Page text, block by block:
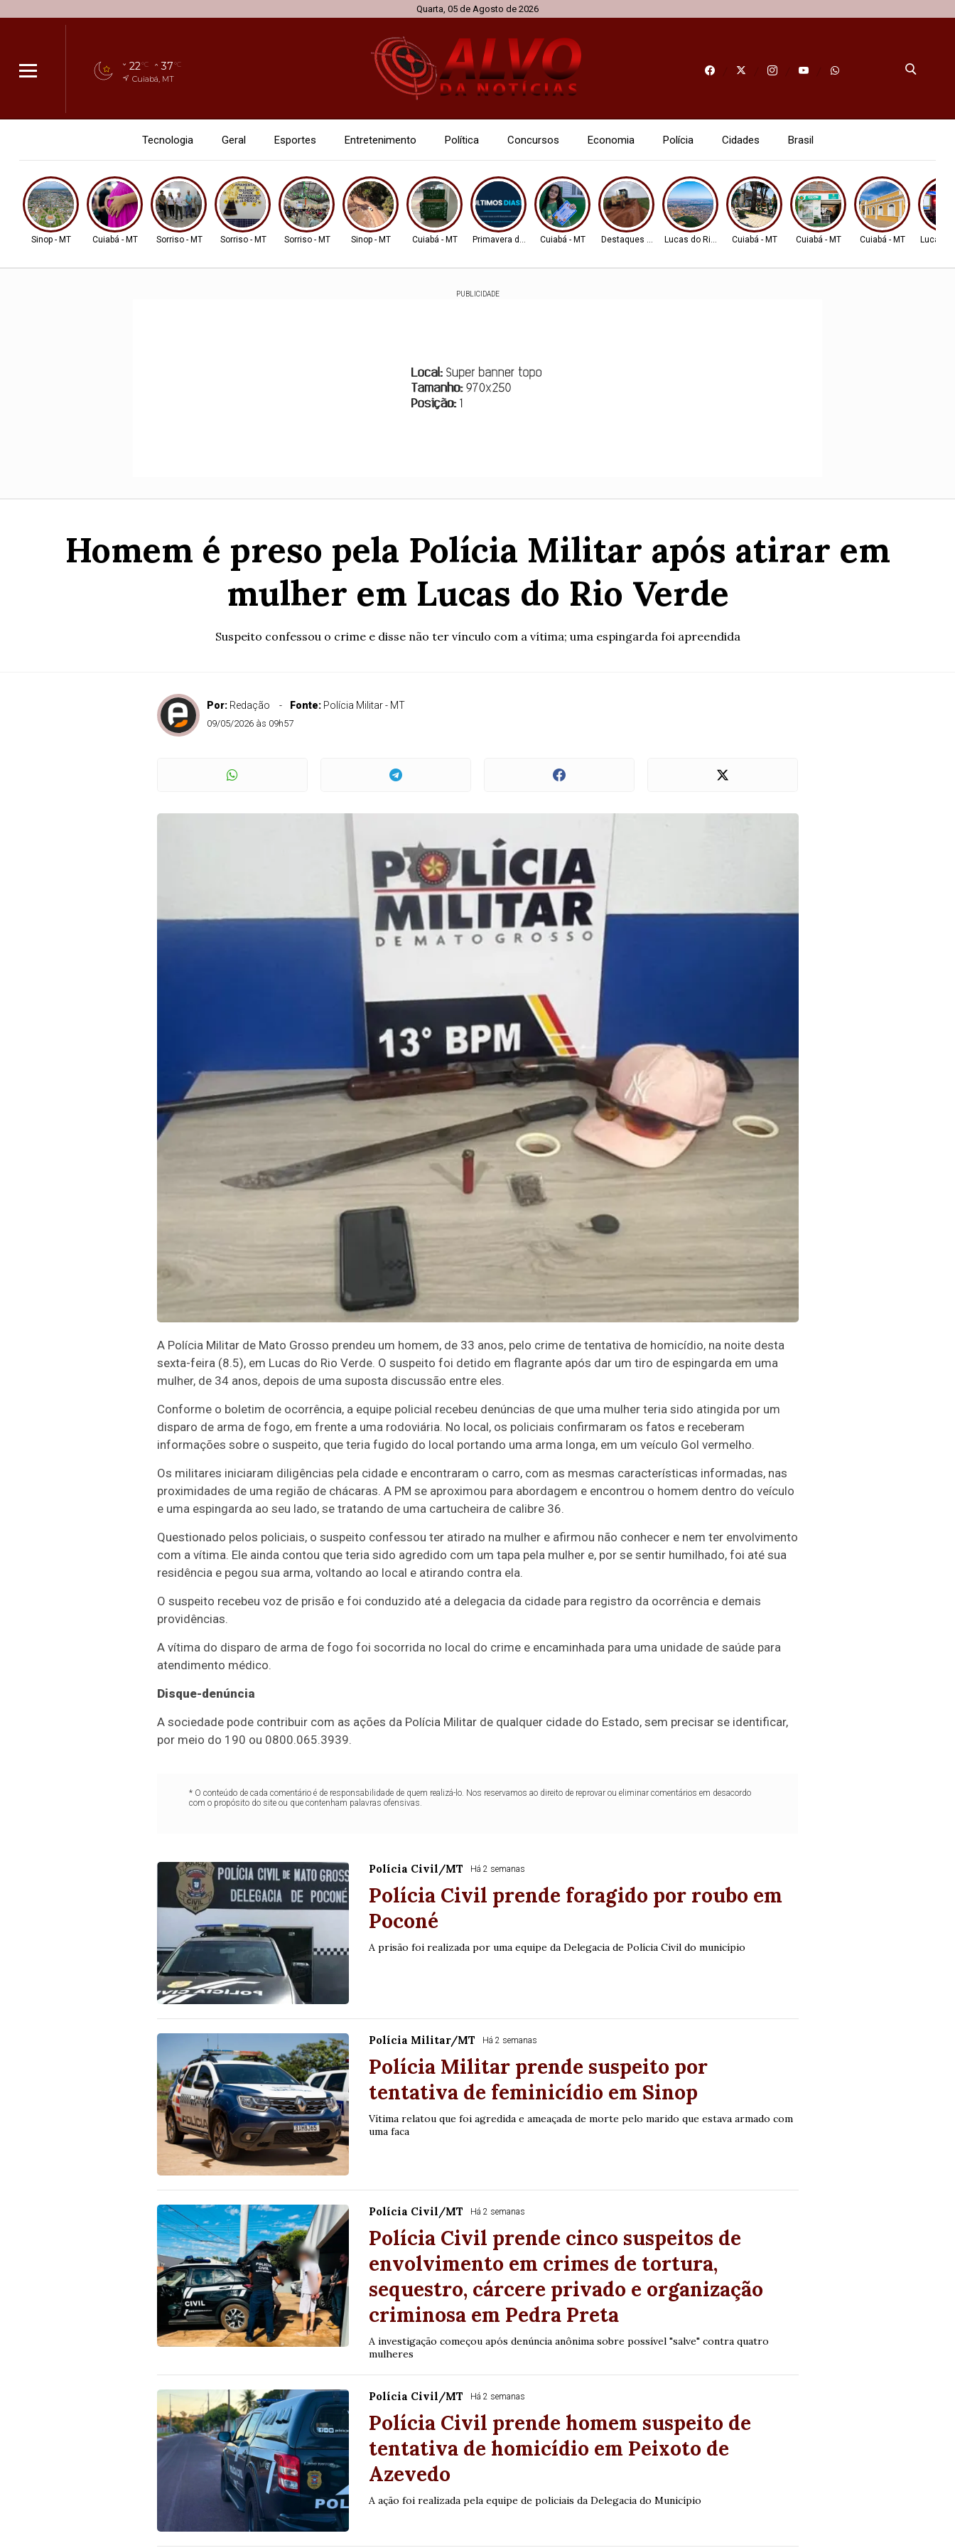
Quarta, 05 de Agosto de 2026
22°C 37°C
Cuiabá, MT
Tecnologia Geral Esportes Entretenimento Política Concursos Economia Polícia Cidades Brasil
Sinop - MT Cuiabá - MT Sorriso - MT Sorriso - MT Sorriso - MT Sinop - MT Cuiabá - MT Primavera do LesteCuiabá - MT Destaques AMMLucas do Rio VerdeCuiabá - MT Cuiabá - MT Cuiabá - MT Lucas
PUBLICIDADE
Homem é preso pela Polícia Militar após atirar em
mulher em Lucas do Rio Verde
Suspeito confessou o crime e disse não ter vínculo com a vítima; uma espingarda foi apreendida
Por: Redação Fonte: Polícia Militar - MT
09/05/2026 às 09h57
A Polícia Militar de Mato Grosso prendeu um homem, de 33 anos, pelo crime de tentativa de homicídio, na noite desta
sexta-feira (8.5), em Lucas do Rio Verde. O suspeito foi detido em flagrante após dar um tiro de espingarda em uma
mulher, de 34 anos, depois de uma suposta discussão entre eles.
Conforme o boletim de ocorrência, a equipe policial recebeu denúncias de que uma mulher teria sido atingida por um
disparo de arma de fogo, em frente a uma rodoviária. No local, os policiais confirmaram os fatos e receberam
informações sobre o suspeito, que teria fugido do local portando uma arma longa, em um veículo Gol vermelho.
Os militares iniciaram diligências pela cidade e encontraram o carro, com as mesmas características informadas, nas
proximidades de uma região de chácaras. A PM se aproximou para abordagem e encontrou o homem dentro do veículo
e uma espingarda ao seu lado, se tratando de uma cartucheira de calibre 36.
Questionado pelos policiais, o suspeito confessou ter atirado na mulher e afirmou não conhecer e nem ter envolvimento
com a vítima. Ele ainda contou que teria sido agredido com um tapa pela mulher e, por se sentir humilhado, foi até sua
residência e pegou sua arma, voltando ao local e atirando contra ela.
O suspeito recebeu voz de prisão e foi conduzido até a delegacia da cidade para registro da ocorrência e demais
providências.
A vítima do disparo de arma de fogo foi socorrida no local do crime e encaminhada para uma unidade de saúde para
atendimento médico.
Disque-denúncia
A sociedade pode contribuir com as ações da Polícia Militar de qualquer cidade do Estado, sem precisar se identificar,
por meio do 190 ou 0800.065.3939.
* O conteúdo de cada comentário é de responsabilidade de quem realizá-lo. Nos reservamos ao direito de reprovar ou eliminar comentários em desacordo
com o propósito do site ou que contenham palavras ofensivas.
Polícia Civil/MT Há 2 semanas
Polícia Civil prende foragido por roubo em
Poconé
A prisão foi realizada por uma equipe da Delegacia de Polícia Civil do município
Polícia Militar/MT Há 2 semanas
Polícia Militar prende suspeito por
tentativa de feminicídio em Sinop
Vítima relatou que foi agredida e ameaçada de morte pelo marido que estava armado com
uma faca
Polícia Civil/MT Há 2 semanas
Polícia Civil prende cinco suspeitos de
envolvimento em crimes de tortura,
sequestro, cárcere privado e organização
criminosa em Pedra Preta
A investigação começou após denúncia anônima sobre possível "salve" contra quatro
mulheres
Polícia Civil/MT Há 2 semanas
Polícia Civil prende homem suspeito de
tentativa de homicídio em Peixoto de
Azevedo
A ação foi realizada pela equipe de policiais da Delegacia do Município